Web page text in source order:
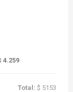
4.259
Total:$ 5153